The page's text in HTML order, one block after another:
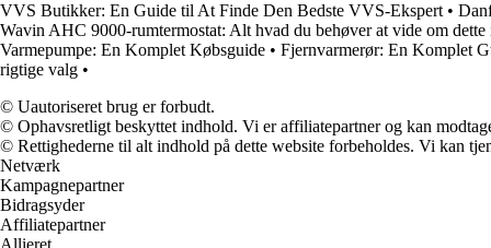
VVS Butikker: En Guide til At Finde Den Bedste VVS-Ekspert •
Wavin AHC 9000-rumtermostat: Alt hvad du behøver at vide om
Varmepumpe: En Komplet Købsguide • Fjernvarmerør: En Komplet
rigtige valg •
© Uautoriseret brug er forbudt.
© Ophavsretligt beskyttet indhold. Vi er affiliatepartner og kan
© Rettighederne til alt indhold på dette website forbeholdes. Vi kan
Netværk
Kampagnepartner
Bidragsyder
Affiliatepartner